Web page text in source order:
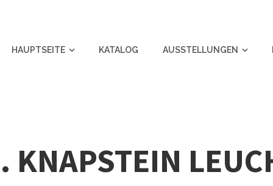
HAUPTSEITE KATALOG AUSSTELLUNGEN
KNAPSTEIN